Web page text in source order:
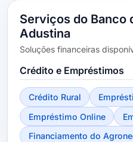
Serviços do Banco
Adustina
Soluções financeiras
Crédito e Empréstimos
Crédito Rural
Empréstimo Online
Financiamento do